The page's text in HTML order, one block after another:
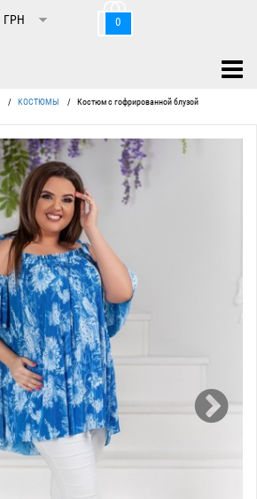
0
/ КОСТЮМЫ / Костюм с гофрированной блузой